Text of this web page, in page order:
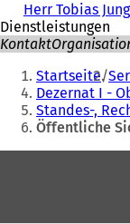
Herr Tobias Jung
Dienstleistungen
Kontakt
Sie
befinden
sich
Startseite
Dezernat I -
Standes-,
Öffentliche